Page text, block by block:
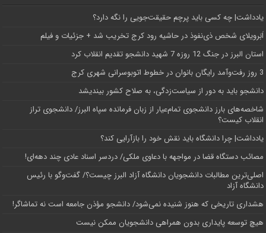
یادداشت| ‌چه کسی باید پرچم حقیقت‌جویی را نگه دارد؟
اَبَر‌ویلای شخص ذی‌نفوذ در حاشیه‌ رود کرج تخریب شد + جزئیات و فیلم
استان البرز در جنگ 12 روزه 7 شهید دانشجو تقدیم انقلاب کرد
3 روز رفت‌وآمد رایگان بانوان در خطوط اتوبوسرانی شهری کرج
دانشجو باید به دور از سیاست‌زدگی، به صلاح کشور بیندیشد
شاخصه‌های بارز دانشجوی تمام‌عیار از زبان فرمانده سپاه البرز/ دانشجوی تراز
انقلاب کیست؟
یادداشت| چرا دانشگاه باید نقش خود را بازآرایی کند؟
مصائب دستگاه قضا در مواجهه با دعاوی ملکی/ دردسر اسناد عادی چند‌ دهه‌ای!
اصلی‌ترین مطالبات دانشجویان دانشگاه آزاد البرز چیست؟/ گفت‌وگو با رئیس
دانشگاه آز‌اد
هشداری تاریخی که هنوز شنیده نمی‌شود/ دانشجو مؤذن جامعه است نه تماشاگر!
هیچ توسعه پایداری بدون همراهی دانشجویان ممکن نیست